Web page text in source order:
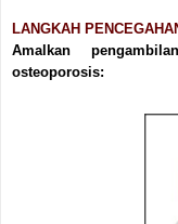
LANGKAH
Amalkan
osteoporosis: